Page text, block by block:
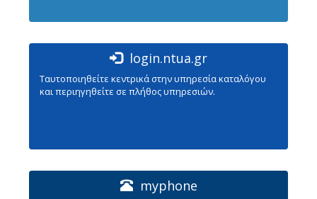
login.ntua.gr
Ταυτοποιηθείτε κεντρικά στην υπηρεσία καταλόγου
και περιηγηθείτε σε πλήθος υπηρεσιών.
myphone